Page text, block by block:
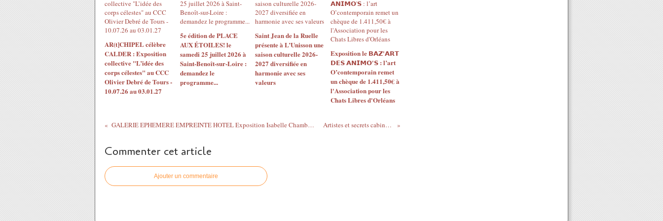
AR(t]CHIPEL célèbre
CALDER : Exposition
collective "L’idée des
corps célestes" au CCC
Olivier Debré de Tours -
10.07.26 au 03.01.27
5e édition de PLACE
AUX ÉTOILES! le
samedi 25 juillet 2026 à
Saint-Benoît-sur-Loire :
demandez le
programme...
Saint Jean de la Ruelle
présente à L’Unisson une
saison culturelle 2026-
2027 diversifiée en
harmonie avec ses
valeurs
Exposition le 𝗕𝗔𝗭'𝗔𝗥𝗧
𝗗𝗘𝗦 𝗔𝗡𝗜𝗠𝗢'𝗦 : l’art
O’contemporain remet
un chèque de 1.411,50€ à
l'Association pour les
Chats Libres d'Orléans
GALERIE EPHEMERE EMPREINTE HOTEL Exposition Isabelle Chambon, Claude Harlicot et Nicolas Crozier jusqu'au 9 janvier 2016 Artistes et secrets cabinets Expo CUBIOSITES...
Commenter cet article
Ajouter un commentaire